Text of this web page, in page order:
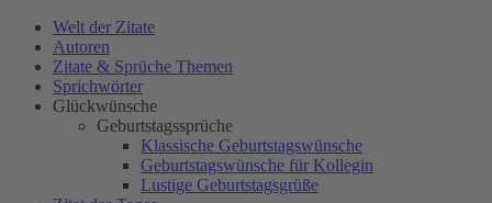
Welt der Zitate
Autoren
Zitate & Sprüche Themen
Sprichwörter
Glückwünsche
Geburtstagssprüche
Klassische Geburtstagswünsche
Geburtstagswünsche für Kollegin
Lustige Geburtstagsgrüße